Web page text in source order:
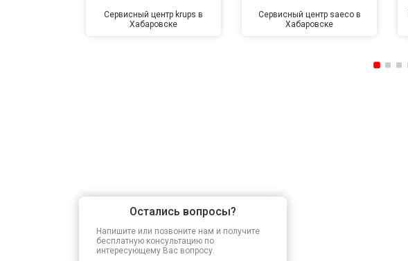
Сервисный центр krups в
Хабаровске
Сервисный центр saeco в
Хабаровске
Остались вопросы?
Напишите или позвоните нам и получите
бесплатную консультацию по
интересующему Вас вопросу.